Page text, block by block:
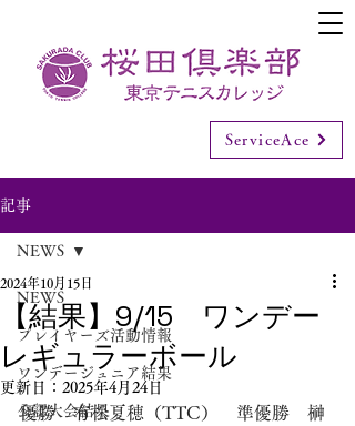
ServiceAce
記事
NEWS
プレイヤーズ活動情報
ワンデージュニア結果
公認大会結果
NEWS
【結果】9/15 ワンデー
レギュラーボール
2024年10月15日
更新日： 2025年4月24日
優勝　有松夏穂（TTC）　準優勝　榊